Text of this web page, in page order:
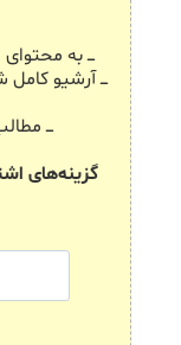
ـــ به
ـــ آرشیو
ـــ
گزینه‌های